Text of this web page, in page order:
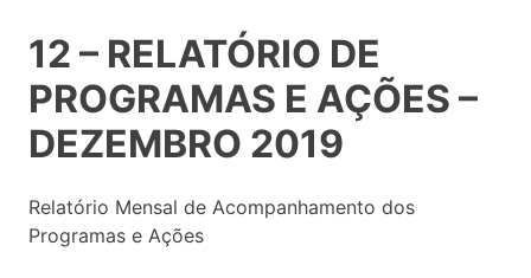
12 – RELATÓRIO DE
PROGRAMAS E AÇÕES –
DEZEMBRO 2019
Relatório Mensal de Acompanhamento dos
Programas e Ações